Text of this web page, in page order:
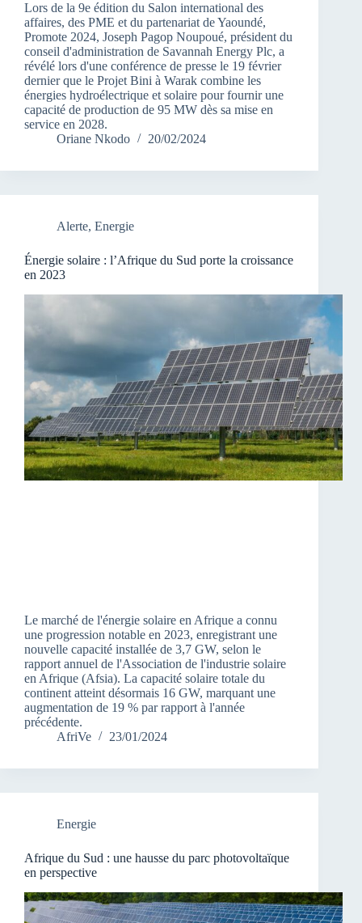
Lors de la 9e édition du Salon international des
affaires, des PME et du partenariat de Yaoundé,
Promote 2024, Joseph Pagop Noupoué, président du
conseil d'administration de Savannah Energy Plc, a
révélé lors d'une conférence de presse le 19 février
dernier que le Projet Bini à Warak combine les
énergies hydroélectrique et solaire pour fournir une
capacité de production de 95 MW dès sa mise en
service en 2028.
Oriane Nkodo
20/02/2024
Alerte, Energie
Énergie solaire : l’Afrique du Sud porte la croissance
en 2023
Le marché de l'énergie solaire en Afrique a connu
une progression notable en 2023, enregistrant une
nouvelle capacité installée de 3,7 GW, selon le
rapport annuel de l'Association de l'industrie solaire
en Afrique (Afsia). La capacité solaire totale du
continent atteint désormais 16 GW, marquant une
augmentation de 19 % par rapport à l'année
précédente.
AfriVe
23/01/2024
Energie
Afrique du Sud : une hausse du parc photovoltaïque
en perspective